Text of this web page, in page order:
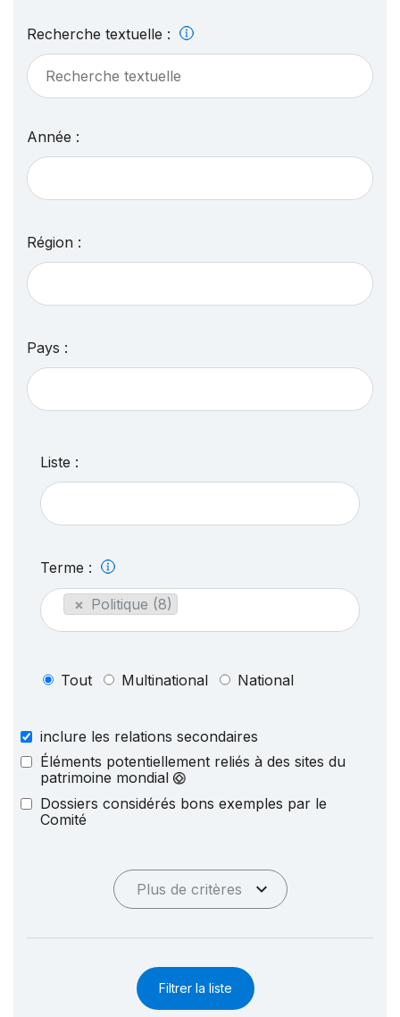
Recherche textuelle :
Année :
Région :
Pays :
Liste :
Terme :
× Politique (8)
Tout Multinational National
inclure les relations secondaires
Éléments potentiellement reliés à des sites du
patrimoine mondial
Dossiers considérés bons exemples par le
Comité
Plus de critères
Filtrer la liste